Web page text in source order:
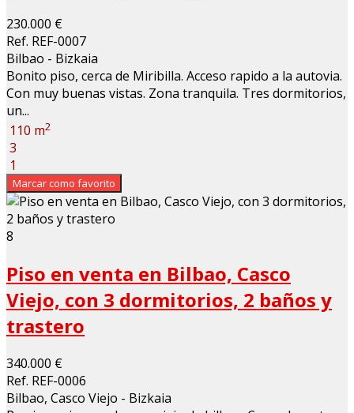
230.000 €
Ref. REF-0007
Bilbao - Bizkaia
Bonito piso, cerca de Miribilla. Acceso rapido a la autovia.
Con muy buenas vistas. Zona tranquila. Tres dormitorios,
un...
110 m2
3
1
Marcar como favorito
8
Piso en venta en Bilbao, Casco
Viejo, con 3 dormitorios, 2 baños y
trastero
340.000 €
Ref. REF-0006
Bilbao, Casco Viejo - Bizkaia